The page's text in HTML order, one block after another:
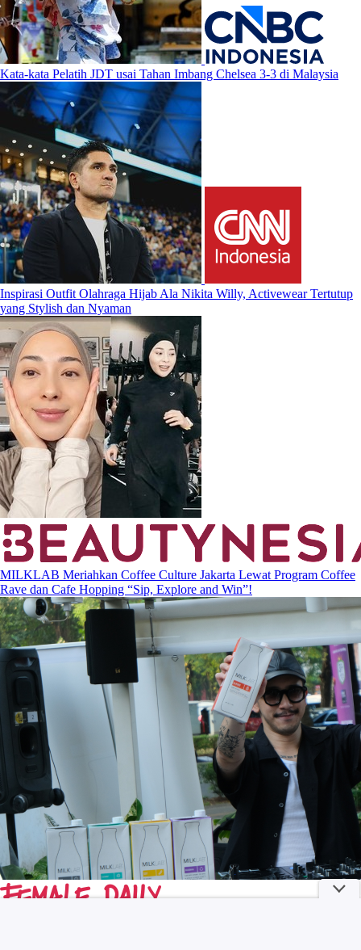
Kata-kata Pelatih JDT usai Tahan Imbang Chelsea 3-3 di Malaysia
Inspirasi Outfit Olahraga Hijab Ala Nikita Willy, Activewear Tertutup
yang Stylish dan Nyaman
MILKLAB Meriahkan Coffee Culture Jakarta Lewat Program Coffee
Rave dan Cafe Hopping “Sip, Explore and Win”!